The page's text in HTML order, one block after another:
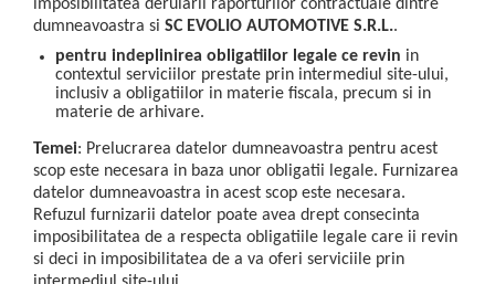
imposibilitatea derularii raporturilor contractuale dintre
dumneavoastra si SC EVOLIO AUTOMOTIVE S.R.L..
pentru indeplinirea obligatiilor legale ce revin in
contextul serviciilor prestate prin intermediul site-ului,
inclusiv a obligatiilor in materie fiscala, precum si in
materie de arhivare.
Temei: Prelucrarea datelor dumneavoastra pentru acest
scop este necesara in baza unor obligatii legale. Furnizarea
datelor dumneavoastra in acest scop este necesara.
Refuzul furnizarii datelor poate avea drept consecinta
imposibilitatea de a respecta obligatiile legale care ii revin
si deci in imposibilitatea de a va oferi serviciile prin